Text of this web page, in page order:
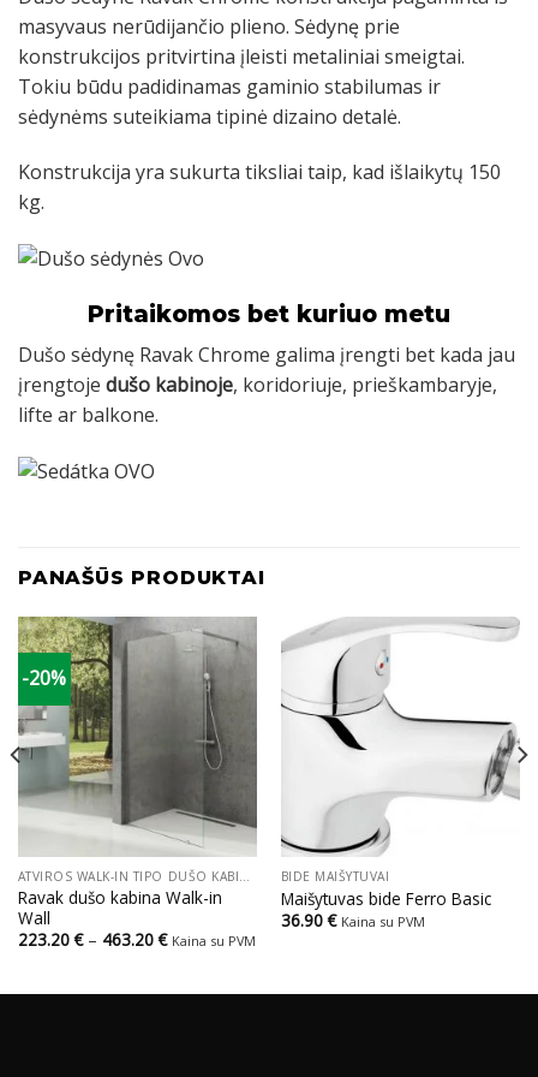
masyvaus nerūdijančio plieno. Sėdynę prie
konstrukcijos pritvirtina įleisti metaliniai smeigtai.
Tokiu būdu padidinamas gaminio stabilumas ir
sėdynėms suteikiama tipinė dizaino detalė.
Konstrukcija yra sukurta tiksliai taip, kad išlaikytų 150
kg.
Pritaikomos bet kuriuo metu
Dušo sėdynę Ravak Chrome galima įrengti bet kada jau
įrengtoje dušo kabinoje, koridoriuje, prieškambaryje,
lifte ar balkone.
PANAŠŪS PRODUKTAI
-20%
ATVIROS WALK-IN TIPO DUŠO KABINOS
Ravak dušo kabina Walk-in
Wall
223.20€ – 463.20€Price
463.20 €
Kaina su PVM
BIDE MAIŠYTUVAI
Maišytuvas bide Ferro Basic
36.90€ Kaina su PVM